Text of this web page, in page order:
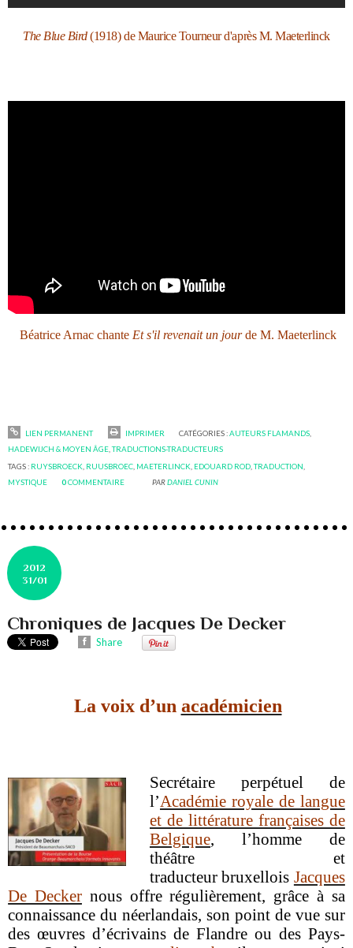
The Blue Bird(1918) de Maurice Tourneur d'après M. Maeterlinck
Béatrice Arnac chante Et s'il revenait un jourde M. Maeterlinck
LIEN PERMANENT IMPRIMER CATÉGORIES :AUTEURS FLAMANDS
HADEWIJCH & MOYEN ÂGE ,TRADUCTIONS-TRADUCTEURS
TAGS : RUYSBROECK RUUSBROEC MAETERLINCK EDOUARD ROD ,TRADUCTION
MYSTIQUE
0COMMENTAIRE PARDANIEL CUNIN
2012
31/01
Chroniques de Jacques De Decker
Share
La voix d’un académicien
Secrétaire perpétuel de
l’Académie royale de langue
et de littérature françaises de
Belgique, l’homme de
théâtre et
traducteur bruxellois Jacques
De Deckernous offre régulièrement, grâce à sa
connaissance du néerlandais, son point de vue sur
des œuvres d’écrivains de Flandre ou des Pays-